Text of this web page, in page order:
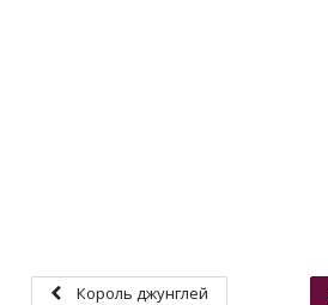
Король джунглей